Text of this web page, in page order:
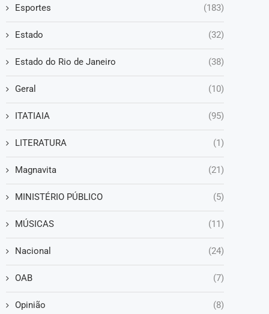
Esportes (183)
Estado (32)
Estado do Rio de Janeiro (38)
Geral (10)
ITATIAIA (95)
LITERATURA (1)
Magnavita (21)
MINISTÉRIO PÚBLICO (5)
MÚSICAS (11)
Nacional (24)
OAB (7)
Opinião (8)